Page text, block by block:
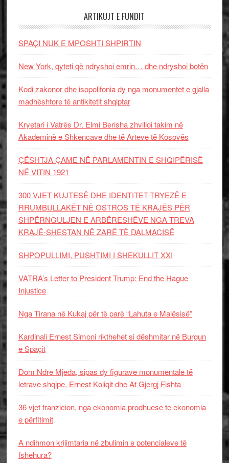
ARTIKUJT E FUNDIT
SPAÇI NUK E MPOSHTI SHPIRTIN
New York, qyteti që ndryshoi emrin… dhe ndryshoi botën
Kodi zakonor dhe isopolifonia dy nga monumentet e gjalla
madhështore të antikitetit shqiptar
Kryetari i Vatrës Dr. Elmi Berisha zhvilloi takim në
Akademinë e Shkencave dhe të Arteve të Kosovës
ÇËSHTJA ÇAME NË PARLAMENTIN E SHQIPËRISË
NË VITIN 1921
300 VJET KUJTESË DHE IDENTITET-TRYEZË E
RRUMBULLAKËT NË OSTROS TË KRAJËS PËR
SHPËRNGULJEN E ARBËRESHËVE NGA TREVA
KRAJË-SHESTAN NË ZARË TË DALMACISË
SHPOPULLIMI, PUSHTIMI I SHEKULLIT XXI
VATRA’s Letter to President Trump: End the Hague
Injustice
Nga Tirana në Kukaj për të parë “Lahuta e Malësisë”
Kardinali Ernest Simoni rikthehet si dëshmitar në Burgun
e Spaçit
Dom Ndre Mjeda, sipas dy figurave monumentale të
letrave shqipe, Ernest Koliqit dhe At Gjergj Fishta
36 vjet tranzicion, nga ekonomia prodhuese te ekonomia
e përfitimit
A ndihmon krijimtaria në zbulimin e potencialeve të
fshehura?